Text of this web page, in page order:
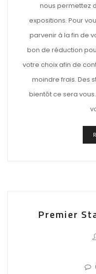
nous permettez
expositions. Pour
parvenir à la fin de
bon de réduction
votre choix afin de
moindre frais. Des
bientôt ce sera
Premier